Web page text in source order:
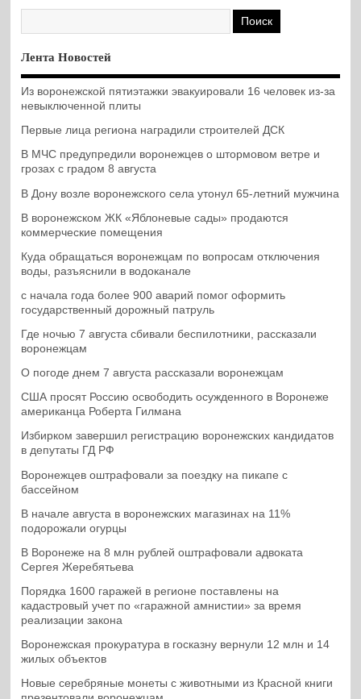
Лента Новостей
Из воронежской пятиэтажки эвакуировали 16 человек из-за
невыключенной плиты
Первые лица региона наградили строителей ДСК
В МЧС предупредили воронежцев о штормовом ветре и
грозах с градом 8 августа
В Дону возле воронежского села утонул 65-летний мужчина
В воронежском ЖК «Яблоневые сады» продаются
коммерческие помещения
Куда обращаться воронежцам по вопросам отключения
воды, разъяснили в водоканале
с начала года более 900 аварий помог оформить
государственный дорожный патруль
Где ночью 7 августа сбивали беспилотники, рассказали
воронежцам
О погоде днем 7 августа рассказали воронежцам
США просят Россию освободить осужденного в Воронеже
американца Роберта Гилмана
Избирком завершил регистрацию воронежских кандидатов
в депутаты ГД РФ
Воронежцев оштрафовали за поездку на пикапе с
бассейном
В начале августа в воронежских магазинах на 11%
подорожали огурцы
В Воронеже на 8 млн рублей оштрафовали адвоката
Сергея Жеребятьева
Порядка 1600 гаражей в регионе поставлены на
кадастровый учет по «гаражной амнистии» за время
реализации закона
Воронежская прокуратура в госказну вернули 12 млн и 14
жилых объектов
Новые серебряные монеты с животными из Красной книги